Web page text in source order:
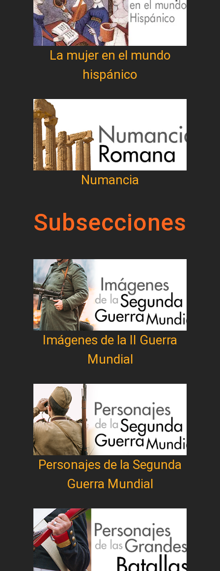
La mujer en el mundo
hispánico
Numancia
Subsecciones
Imágenes de la II Guerra
Mundial
Personajes de la Segunda
Guerra Mundial